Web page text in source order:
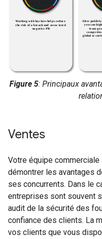
Figure 5: Principaux
Ventes
Votre équipe
démontrer les avantages
ses concurrents. Dans le
entreprises sont souvent
audit de la sécurité des
confiance des clients. La
vos clients que vous